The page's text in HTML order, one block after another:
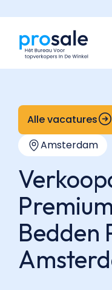
Alle vacatures
Amsterdam
Bedden